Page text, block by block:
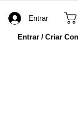
Entrar
Entrar / Criar